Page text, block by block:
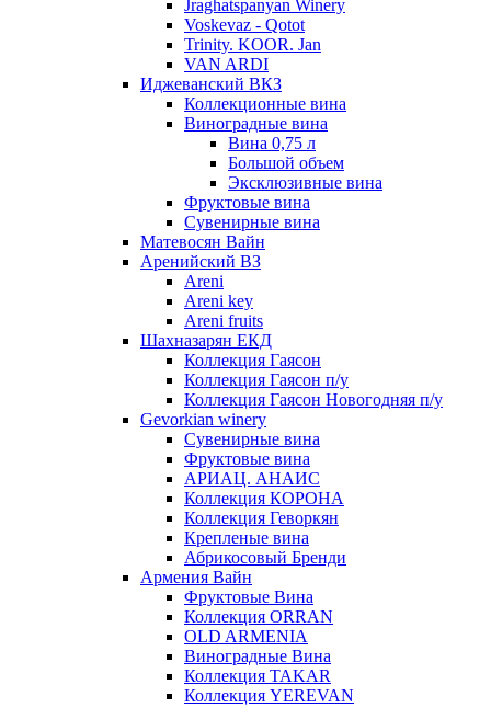
Jraghatspanyan Winery
Voskevaz - Qotot
Trinity. KOOR. Jan
VAN ARDI
Иджеванский ВКЗ
Коллекционные вина
Виноградные вина
Вина 0,75 л
Большой объем
Эксклюзивные вина
Фруктовые вина
Cувенирные вина
Матевосян Вайн
Аренийский ВЗ
Areni
Areni key
Areni fruits
Шахназарян ЕКД
Коллекция Гаясон
Коллекция Гаясон п/у
Коллекция Гаясон Новогодняя п/у
Gevorkian winery
Сувенирные вина
Фруктовые вина
АРИАЦ. АНАИС
Коллекция КОРОНА
Коллекция Геворкян
Крепленые вина
Абрикосовый Бренди
Армения Вайн
Фруктовые Вина
Коллекция ORRAN
OLD ARMENIA
Виноградные Вина
Коллекция TAKAR
Коллекция YEREVAN